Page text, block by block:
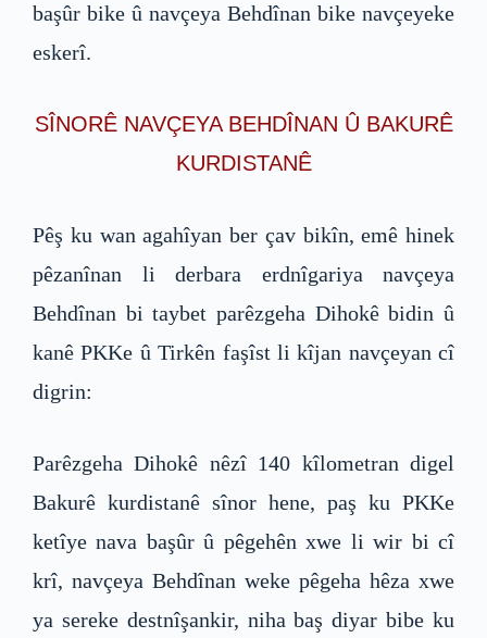
başûr bike û navçeya Behdînan bike navçeyeke
eskerî.
SÎNORÊ NAVÇEYA BEHDÎNAN Û BAKURÊ
KURDISTANÊ
Pêş ku wan agahîyan ber çav bikîn, emê hinek
pêzanînan li derbara erdnîgariya navçeya
Behdînan bi taybet parêzgeha Dihokê bidin û
kanê PKKe û Tirkên faşîst li kîjan navçeyan cî
digrin:
Parêzgeha Dihokê nêzî 140 kîlometran digel
Bakurê kurdistanê sînor hene, paş ku PKKe
ketîye nava başûr û pêgehên xwe li wir bi cî
krî, navçeya Behdînan weke pêgeha hêza xwe
ya sereke destnîşankir, niha baş diyar bibe ku